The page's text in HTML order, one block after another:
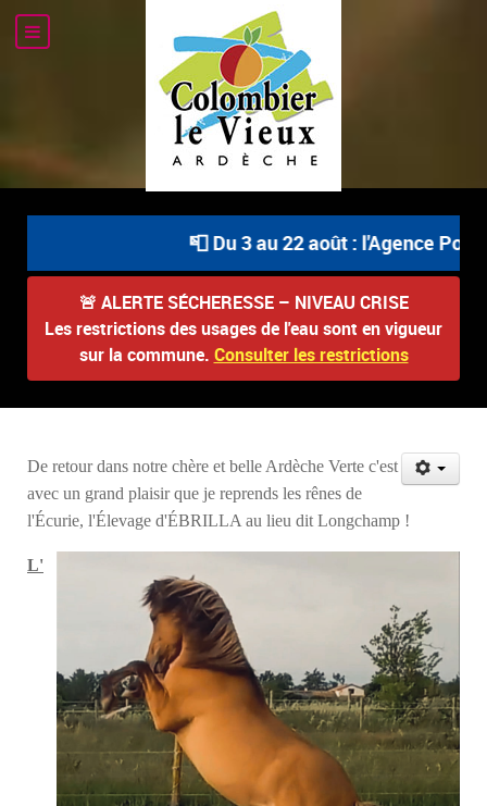
📮 Du 3 au 22 août : l'Agence
🚨 ALERTE SÉCHERESSE – NIVEAU CRISE
Les restrictions des usages de l'eau sont en vigueur
sur la commune. Consulter les restrictions
De retour dans notre chère et belle Ardèche Verte c'est
avec un grand plaisir que je reprends les rênes de
l'Écurie, l'Élevage d'ÉBRILLA au lieu dit Longchamp !
L'